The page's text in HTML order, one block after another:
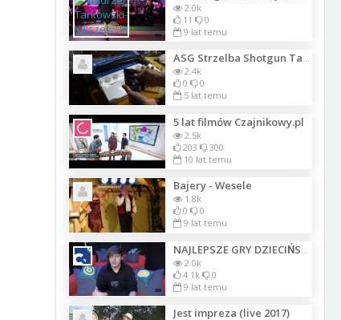
2.0k
11
0
9 lat temu
ASG Strzelba Shotgun Tactical -FHD
2.4k
0
0
5 lat temu
5 lat filmów Czajnikowy.pl
2.5k
203
300
10 lat temu
Bajery - Wesele
1.8k
0
0
9 lat temu
2.0k
4.1k
0
9 lat temu
Jest impreza (live 2017)